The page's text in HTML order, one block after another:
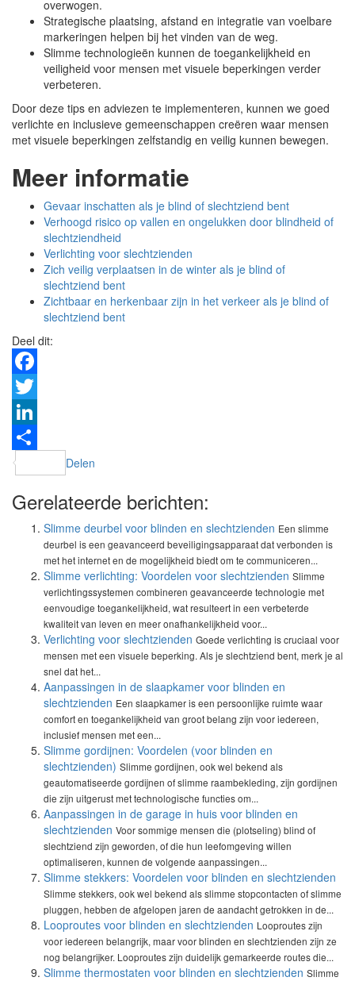
overwogen.
Strategische plaatsing, afstand en integratie van voelbare
markeringen helpen bij het vinden van de weg.
Slimme technologieën kunnen de toegankelijkheid en
veiligheid voor mensen met visuele beperkingen verder
verbeteren.
Door deze tips en adviezen te implementeren, kunnen we goed
verlichte en inclusieve gemeenschappen creëren waar mensen
met visuele beperkingen zelfstandig en veilig kunnen bewegen.
Meer informatie
Gevaar inschatten als je blind of slechtziend bent
Verhoogd risico op vallen en ongelukken door blindheid of
slechtziendheid
Verlichting voor slechtzienden
Zich veilig verplaatsen in de winter als je blind of
slechtziend bent
Zichtbaar en herkenbaar zijn in het verkeer als je blind of
slechtziend bent
Deel dit:
Facebook
Twitter
LinkedIn
Delen
Gerelateerde berichten:
Slimme deurbel voor blinden en slechtzienden Een slimme
deurbel is een geavanceerd beveiligingsapparaat dat verbonden is
met het internet en de mogelijkheid biedt om te communiceren...
Slimme verlichting: Voordelen voor slechtzienden Slimme
verlichtingssystemen combineren geavanceerde technologie met
eenvoudige toegankelijkheid, wat resulteert in een verbeterde
kwaliteit van leven en meer onafhankelijkheid voor...
Verlichting voor slechtzienden Goede verlichting is cruciaal voor
mensen met een visuele beperking. Als je slechtziend bent, merk je al
snel dat het...
Aanpassingen in de slaapkamer voor blinden en
slechtzienden Een slaapkamer is een persoonlijke ruimte waar
comfort en toegankelijkheid van groot belang zijn voor iedereen,
inclusief mensen met een...
Slimme gordijnen: Voordelen (voor blinden en
slechtzienden) Slimme gordijnen, ook wel bekend als
geautomatiseerde gordijnen of slimme raambekleding, zijn gordijnen
die zijn uitgerust met technologische functies om...
Aanpassingen in de garage in huis voor blinden en
slechtzienden Voor sommige mensen die (plotseling) blind of
slechtziend zijn geworden, of die hun leefomgeving willen
optimaliseren, kunnen de volgende aanpassingen...
Slimme stekkers: Voordelen voor blinden en slechtzienden
Slimme stekkers, ook wel bekend als slimme stopcontacten of slimme
pluggen, hebben de afgelopen jaren de aandacht getrokken in de...
Looproutes voor blinden en slechtzienden Looproutes zijn
voor iedereen belangrijk, maar voor blinden en slechtzienden zijn ze
nog belangrijker. Looproutes zijn duidelijk gemarkeerde routes die...
Slimme thermostaten voor blinden en slechtzienden Slimme